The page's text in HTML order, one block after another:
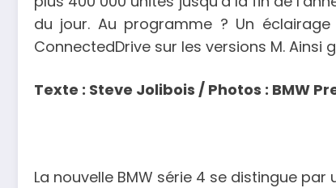
du jour. Au programme ? Un
ConnectedDrive sur les versions M. Ainsi
Texte : Steve Jolibois / Photos : BMW
La nouvelle BMW série 4 se distingue